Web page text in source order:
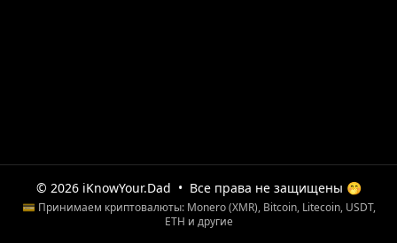
© 2026 iKnowYour.Dad • Все права не защищены 🤭
💳 Принимаем криптовалюты: Monero (XMR), Bitcoin, Litecoin, USDT,
ETH и другие